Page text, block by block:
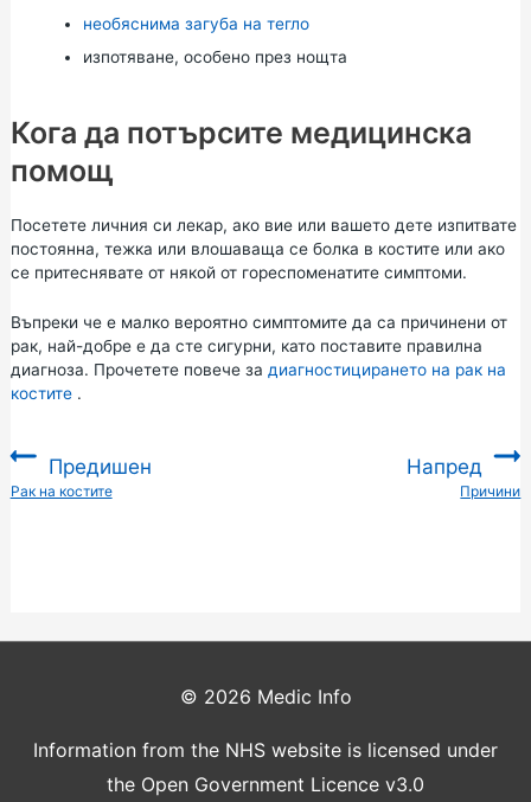
необяснима загуба на тегло
изпотяване, особено през нощта
Кога да потърсите медицинска
помощ
Посетете личния си лекар, ако вие или вашето дете изпитвате
постоянна, тежка или влошаваща се болка в костите или ако
се притеснявате от някой от гореспоменатите симптоми.
Въпреки че е малко вероятно симптомите да са причинени от
рак, най-добре е да сте сигурни, като поставите правилна
диагноза. Прочетете повече за диагностицирането на рак на
костите.
Предишен
:Рак на костите
Напред
Причини
© 2026 Medic Info
Information from the NHS website is licensed under
the Open Government Licence v3.0